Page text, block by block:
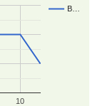
B…
10